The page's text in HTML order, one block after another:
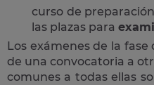
curso de
las plazas para
Los exámenes de la
de una convocatoria a
comunes a todas ellas